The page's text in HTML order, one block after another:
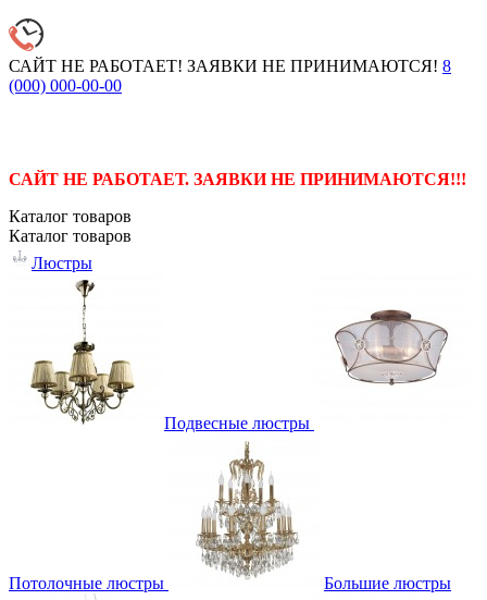
САЙТ НЕ РАБОТАЕТ! ЗАЯВКИ НЕ ПРИНИМАЮТСЯ! 8
(000) 000-00-00
САЙТ НЕ РАБОТАЕТ. ЗАЯВКИ НЕ ПРИНИМАЮТСЯ!!!
Каталог товаров
Каталог товаров
Люстры
Подвесные люстры
Потолочные люстры Большие люстры